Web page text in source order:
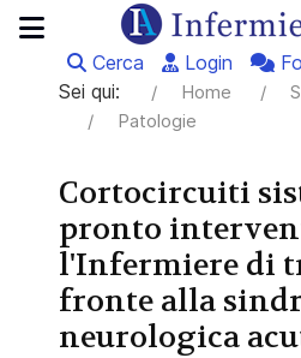
Cerca Login
Sei qui:
Home
Patologie
Cortocircuiti
pronto
l'Infermiere di
fronte alla
neurologica